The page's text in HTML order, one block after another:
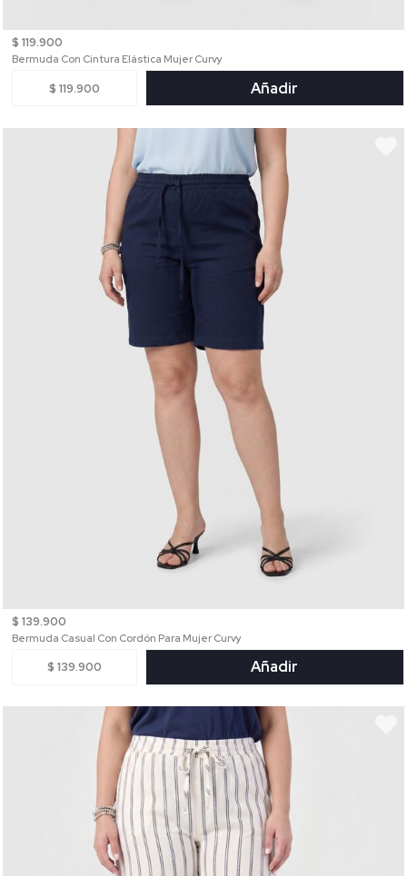
$ 119.900
Bermuda Con Cintura Elástica Mujer Curvy
$ 119.900 Añadir
$ 139.900
Bermuda Casual Con Cordón Para Mujer Curvy
$ 139.900 Añadir